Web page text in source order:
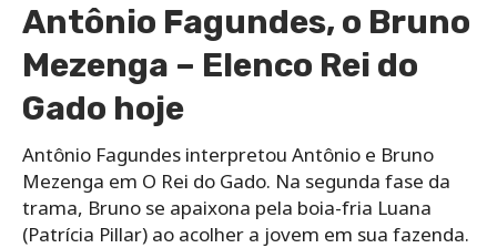
Antônio Fagundes, o Bruno
Mezenga – Elenco Rei do
Gado hoje
Antônio Fagundes interpretou Antônio e Bruno
Mezenga em O Rei do Gado. Na segunda fase da
trama, Bruno se apaixona pela boia-fria Luana
(Patrícia Pillar) ao acolher a jovem em sua fazenda.